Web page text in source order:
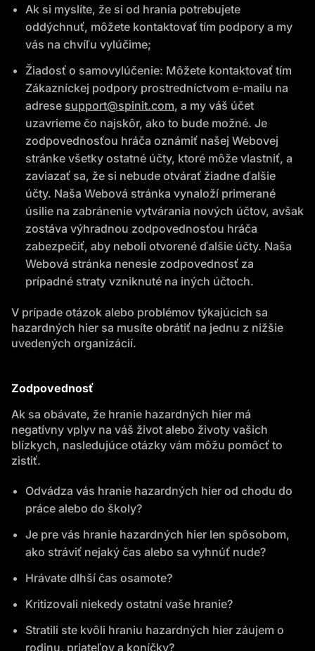
Ak si myslíte, že si od hrania potrebujete
oddýchnuť, môžete kontaktovať tím podpory a my
vás na chvíľu vylúčime;
Žiadosť o samovylúčenie: Môžete kontaktovať tím
Zákazníckej podpory prostredníctvom e-mailu na
adrese support@spinit.com, a my váš účet
uzavrieme čo najskôr, ako to bude možné. Je
zodpovednosťou hráča oznámiť našej Webovej
stránke všetky ostatné účty, ktoré môže vlastniť, a
zaviazať sa, že si nebude otvárať žiadne ďalšie
účty. Naša Webová stránka vynaloží primerané
úsilie na zabránenie vytvárania nových účtov, avšak
zostáva výhradnou zodpovednosťou hráča
zabezpečiť, aby neboli otvorené ďalšie účty. Naša
Webová stránka nenesie zodpovednosť za
prípadné straty vzniknuté na iných účtoch.
V prípade otázok alebo problémov týkajúcich sa
hazardných hier sa musíte obrátiť na jednu z nižšie
uvedených organizácií.
Zodpovednosť
Ak sa obávate, že hranie hazardných hier má
negatívny vplyv na váš život alebo životy vašich
blízkych, nasledujúce otázky vám môžu pomôcť to
zistiť.
Odvádza vás hranie hazardných hier od chodu do
práce alebo do školy?
Je pre vás hranie hazardných hier len spôsobom,
ako stráviť nejaký čas alebo sa vyhnúť nude?
Hrávate dlhší čas osamote?
Kritizovali niekedy ostatní vaše hranie?
Stratili ste kvôli hraniu hazardných hier záujem o
rodinu, priateľov a koníčky?